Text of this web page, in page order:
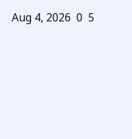
Aug 4, 2026 0 5